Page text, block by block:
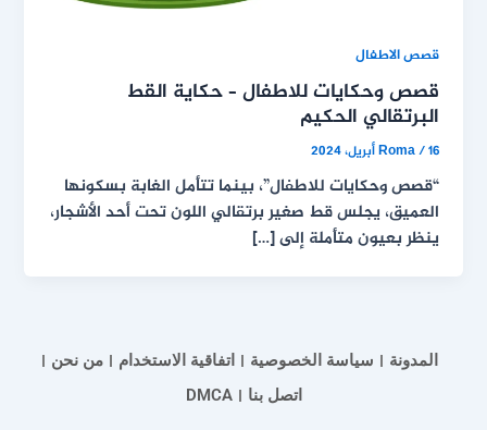
قصص الاطفال
قصص وحكايات للاطفال – حكاية القط
البرتقالي الحكيم
Roma/16 أبريل، 2024
“قصص وحكايات للاطفال”، بينما تتأمل الغابة بسكونها
العميق، يجلس قط صغير برتقالي اللون تحت أحد الأشجار،
ينظر بعيون متأملة إلى […]
المدونة سياسة الخصوصية اتفاقية الاستخدام
من نحن
اتصل بنا
DMCA